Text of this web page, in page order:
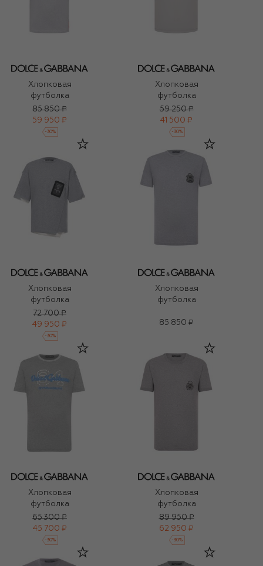
Хлопковая
футболка
85 850 ₽
59 950 ₽
-30%
Хлопковая
футболка
59 250 ₽
41 500 ₽
-30%
Хлопковая
футболка
72 700 ₽
49 950 ₽
-30%
Хлопковая
футболка
85 850 ₽
Хлопковая
футболка
65 300 ₽
45 700 ₽
-30%
Хлопковая
футболка
89 950 ₽
62 950 ₽
-30%